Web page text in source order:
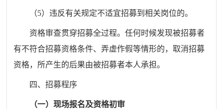
（5）违反有关规定不适宜招募到相关岗位的。
资格审查贯穿招募全过程。任何时候发现被招募者
有不符合招募资格条件、弄虚作假等情形的，取消招募
资格，所产生的后果由被招募者本人承担。
四、招募程序
（一）现场报名及资格初审